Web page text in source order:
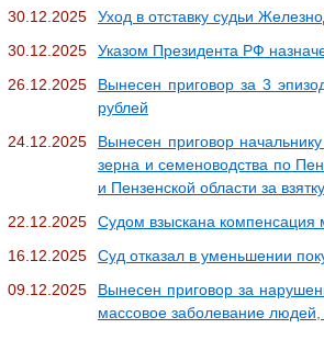
30.12.2025
Уход в отставку судьи
30.12.2025
Указом Президента РФ
26.12.2025
Вынесен приговор за 3
рублей
24.12.2025
Вынесен приговор
зерна и семеноводства по
и Пензенской области за взятку
22.12.2025
Судом взыскана компенсация
16.12.2025
Суд отказал в уменьшении
09.12.2025
Вынесен приговор за
массовое заболевание людей,